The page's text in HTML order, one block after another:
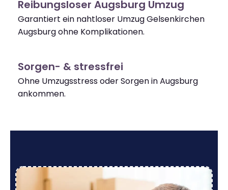
Reibungsloser Augsburg Umzug
Garantiert ein nahtloser Umzug Gelsenkirchen
Augsburg ohne Komplikationen.
Sorgen- & stressfrei
Ohne Umzugsstress oder Sorgen in Augsburg
ankommen.